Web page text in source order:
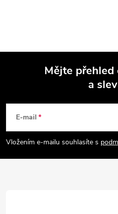
Mějte
a
E-mail
Vložením e-mailu souhlasíte s